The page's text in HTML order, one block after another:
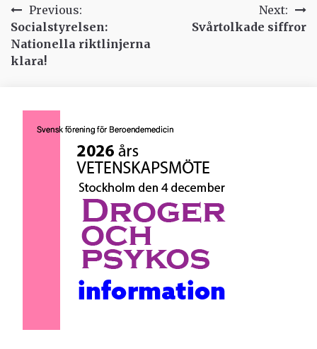
Inläggsnavigering
Previous:
Socialstyrelsen:
Nationella riktlinjerna
klara!
Next:
Svårtolkade siffror